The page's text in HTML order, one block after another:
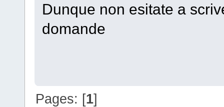
Dunque non esitate a
domande
Pages: [1]